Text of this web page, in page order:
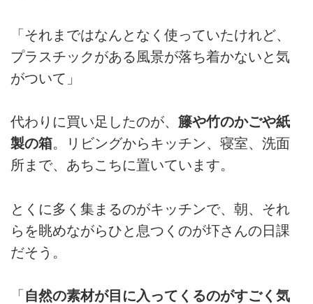
「それまではなんとなく使っていたけれど、
プラスチックがある風景が落ち着かないと気
がついて」
代わりに買い足したのが、 籐や竹のかごや紙
製の箱。リビングからキッチン、寝室、洗面
所まで、あちこちに置いています。
とくに多く集まるのがキッチンで、朝、それ
らを眺めながらひと息つくのが圷さんの日課
だそう。
「 自然の素材が目に入ってくるのがすごく気